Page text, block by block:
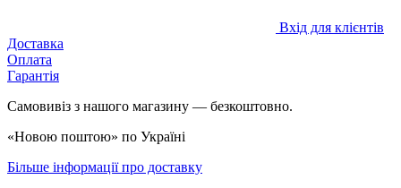
Вхід для клієнтів
Доставка
Оплата
Гарантія
Самовивіз з нашого магазину — безкоштовно.
«Новою поштою» по Україні
Більше інформації про доставку